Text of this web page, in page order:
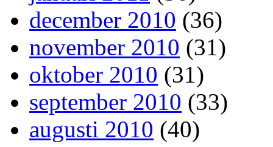
december 2010 (36)
november 2010 (31)
oktober 2010 (31)
september 2010 (33)
augusti 2010 (40)